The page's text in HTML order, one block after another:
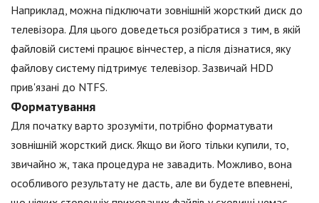
Наприклад, можна підключати зовнішній жорсткий диск до
телевізора. Для цього доведеться розібратися з тим, в якій
файловій системі працює вінчестер, а після дізнатися, яку
файлову систему підтримує телевізор. Зазвичай HDD
прив'язані до NTFS.
Форматування
Для початку варто зрозуміти, потрібно форматувати
зовнішній жорсткий диск. Якщо ви його тільки купили, то,
звичайно ж, така процедура не завадить. Можливо, вона
особливого результату не дасть, але ви будете впевнені,